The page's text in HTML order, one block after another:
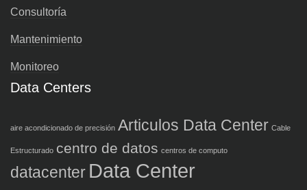
Consultoría
Mantenimiento
Monitoreo
Data Centers
aire acondicionado de precisión Articulos Data Center Cable
Estructurado centro de datos centros de computo
datacenter Data Center